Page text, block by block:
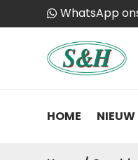
WhatsApp
HOME NIEUW